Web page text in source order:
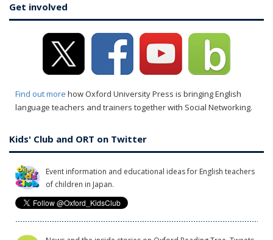
Get involved
Find out more how Oxford University Press is bringing English
language teachers and trainers together with Social Networking.
Kids' Club and ORT on Twitter
Event information and educational ideas for English teachers
of children in Japan.